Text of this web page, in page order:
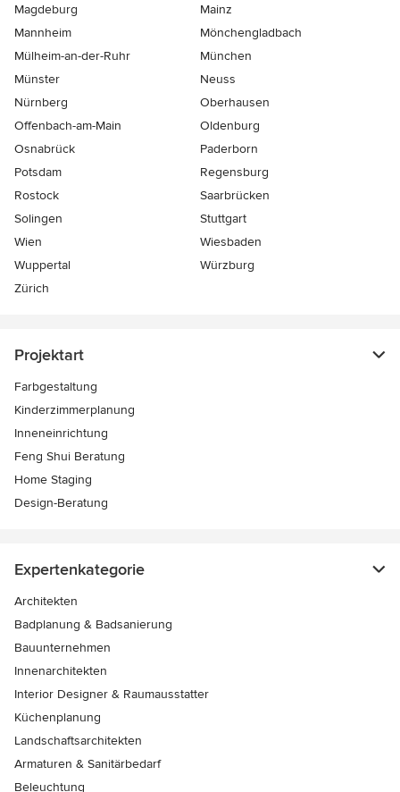
Magdeburg
Mainz
Mannheim
Mönchen­gladbach
Mülheim-an-der-Ruhr
München
Münster
Neuss
Nürnberg
Oberhausen
Offenbach-am-Main
Oldenburg
Osnabrück
Paderborn
Potsdam
Regensburg
Rostock
Saarbrücken
Solingen
Stuttgart
Wien
Wiesbaden
Wuppertal
Würzburg
Zürich
Projektart
Farbgestaltung
Kinderzimmerplanung
Inneneinrichtung
Feng Shui Beratung
Home Staging
Design-Beratung
Expertenkategorie
Architekten
Badplanung & Badsanierung
Bauunternehmen
Innenarchitekten
Interior Designer & Raumausstatter
Küchenplanung
Landschaftsarchitekten
Armaturen & Sanitärbedarf
Beleuchtung